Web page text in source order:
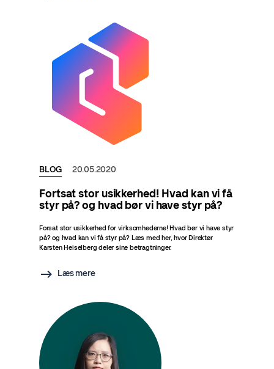
BLOG 20.05.2020
Fortsat stor usikkerhed! Hvad kan vi få
styr på? og hvad bør vi have styr på?
Forsat stor usikkerhed for virksomhederne! Hvad bør vi have styr
på? og hvad kan vi få styr på? Læs med her, hvor Direktør
Karsten Heiselberg deler sine betragtninger.
Læs mere